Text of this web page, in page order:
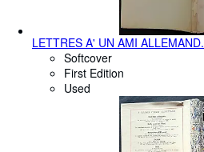
LETTRES A' UN AMI ALLEMAND.
Softcover
First Edition
Used